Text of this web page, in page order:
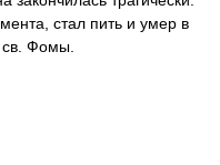
стал пить и умер в
св. Фомы.